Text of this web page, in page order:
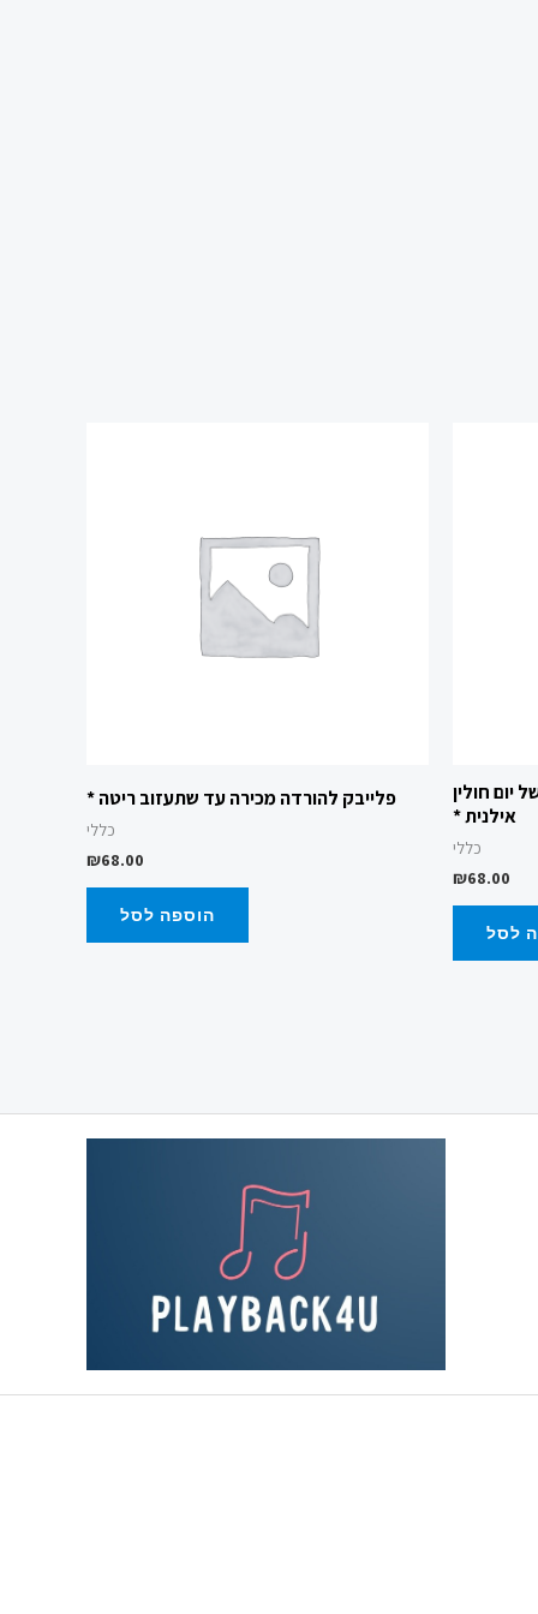
יום חולין
אילנית *
כללי
₪68.00
לסל
פלייבק להורדה מכירה עד שתעזוב ריטה *
כללי
₪68.00
הוספה לסל